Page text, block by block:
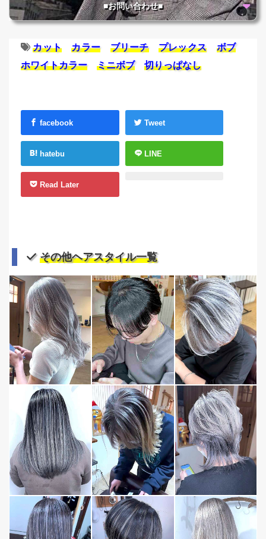
■お問い合わせ■
カット カラー ブリーチ プレックス
ボブ
ホワイトカラー
ミニボブ 切りっぱなし
facebook Tweet
hatebu LINE
Read Later
その他ヘアスタイル一覧